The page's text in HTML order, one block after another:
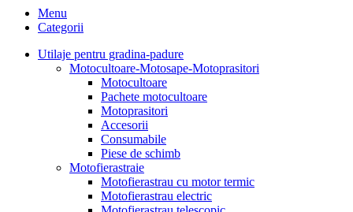
Menu
Categorii
Utilaje pentru gradina-padure
Motocultoare-Motosape-Motoprasitori
Motocultoare
Pachete motocultoare
Motoprasitori
Accesorii
Consumabile
Piese de schimb
Motofierastraie
Motofierastrau cu motor termic
Motofierastrau electric